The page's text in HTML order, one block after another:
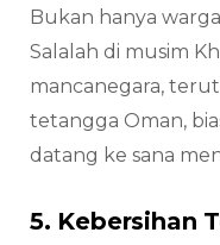
Bukan hanya
Salalah di musim
mancanegara,
tetangga Oman,
datang ke sana
5. Kebersihan